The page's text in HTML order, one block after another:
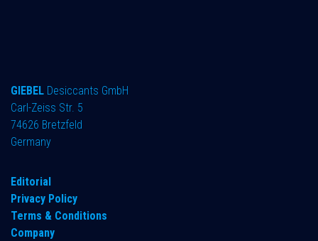
GIEBEL Desiccants GmbH
Carl-Zeiss Str. 5
74626 Bretzfeld
Germany
​Editorial
Privacy Policy
Terms & Conditions
Company